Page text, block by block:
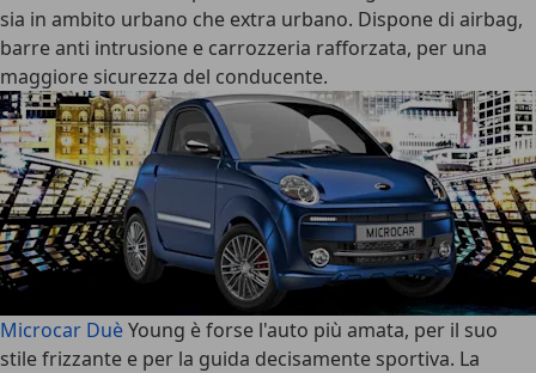
sia in ambito urbano che extra urbano. Dispone di airbag,
barre anti intrusione e carrozzeria rafforzata, per una
maggiore sicurezza del conducente.
Microcar DuèYoung è forse l'auto più amata, per il suo
stile frizzante e per la guida decisamente sportiva. La